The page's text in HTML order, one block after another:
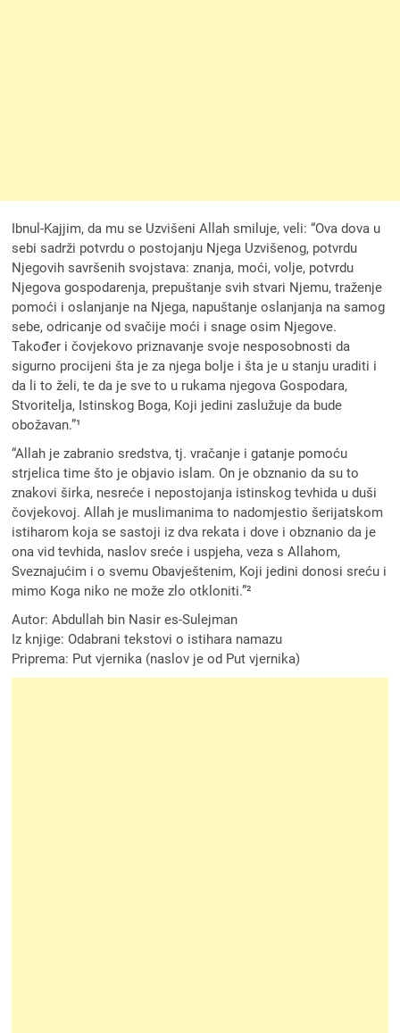
Ibnul-Kajjim, da mu se Uzvišeni Allah smiluje, veli: “Ova dova u
sebi sadrži potvrdu o postojanju Njega Uzvišenog, potvrdu
Njegovih savršenih svojstava: znanja, moći, volje, potvrdu
Njegova gospodarenja, prepuštanje svih stvari Njemu, traženje
pomoći i oslanjanje na Njega, napuštanje oslanjanja na samog
sebe, odricanje od svačije moći i snage osim Njegove.
Također i čovjekovo priznavanje svoje nesposobnosti da
sigurno procijeni šta je za njega bolje i šta je u stanju uraditi i
da li to želi, te da je sve to u rukama njegova Gospodara,
Stvoritelja, Istinskog Boga, Koji jedini zaslužuje da bude
obožavan.”¹
“Allah je zabranio sredstva, tj. vračanje i gatanje pomoću
strjelica time što je objavio islam. On je obznanio da su to
znakovi širka, nesreće i nepostojanja istinskog tevhida u duši
čovjekovoj. Allah je muslimanima to nadomjestio šerijatskom
istiharom koja se sastoji iz dva rekata i dove i obznanio da je
ona vid tevhida, naslov sreće i uspjeha, veza s Allahom,
Sveznajućim i o svemu Obavještenim, Koji jedini donosi sreću i
mimo Koga niko ne može zlo otkloniti.”²
Autor: Abdullah bin Nasir es-Sulejman
Iz knjige: Odabrani tekstovi o istihara namazu
Priprema: Put vjernika (naslov je od Put vjernika)